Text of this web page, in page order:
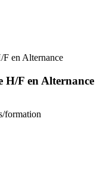
F en Alternance
H/F en Alternance
formation